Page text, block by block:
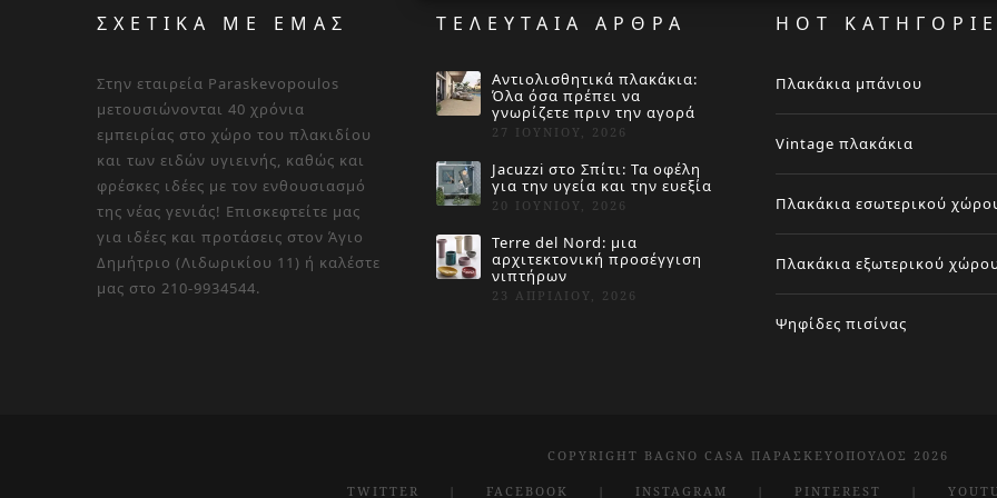
ΣΧΕΤΙΚΑ ΜΕ ΕΜΑΣ
Στην εταιρεία Paraskevopoulos
μετουσιώνονται 40 χρόνια
εμπειρίας στο χώρο του πλακιδίου
και των ειδών υγιεινής, καθώς και
φρέσκες ιδέες με τον ενθουσιασμό
της νέας γενιάς! Επισκεφτείτε μας
για ιδέες και προτάσεις στον Άγιο
Δημήτριο (Λιδωρικίου 11) ή καλέστε
μας στο 210-9934544.
ΤΕΛΕΥΤΑΙΑ ΑΡΘΡΑ
Αντιολισθητικά πλακάκια:
Όλα όσα πρέπει να
γνωρίζετε πριν την αγορά
27 ΙΟΥΝΊΟΥ, 2026
Jacuzzi στο Σπίτι: Τα οφέλη
για την υγεία και την ευεξία
20 ΙΟΥΝΊΟΥ, 2026
Terre del Nord: μια
αρχιτεκτονική προσέγγιση
νιπτήρων
23 ΑΠΡΙΛΊΟΥ, 2026
HOT
Πλακάκια μπάνιου
Vintage πλακάκια
Πλακάκια εσωτερικού
Πλακάκια εξωτερικού
Ψηφίδες πισίνας
COPYRIGHT BAGNO CASA ΠΑΡΑΣΚΕΥΌΠΟΥΛΟΣ 2026
TWITTER FACEBOOK INSTAGRAM PINTEREST